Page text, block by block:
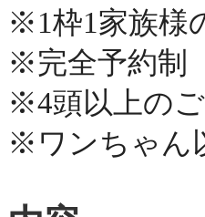
※1枠1家族様
※完全予約制
※4頭以上の
※ワンちゃん